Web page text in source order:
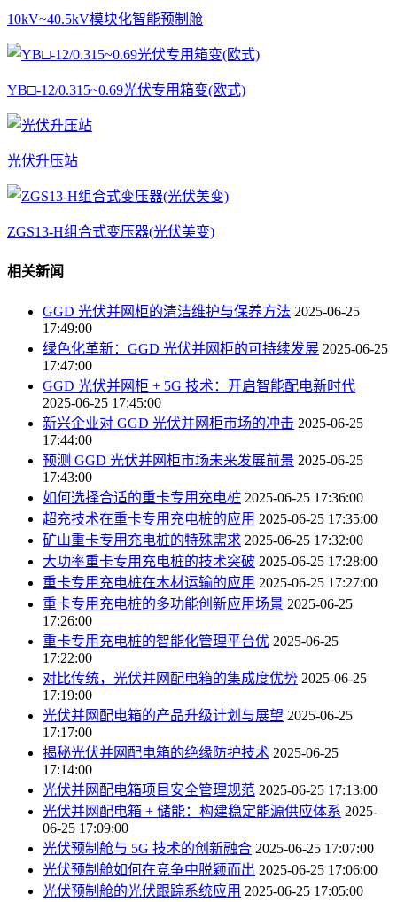
10kV~40.5kV模块化智能预制舱
YB□-12/0.315~0.69光伏专用箱变(欧式)
光伏升压站
ZGS13-H组合式变压器(光伏美变)
相关新闻
GGD 光伏并网柜的清洁维护与保养方法 2025-06-25
17:49:00
绿色化革新：GGD 光伏并网柜的可持续发展 2025-06-25
17:47:00
GGD 光伏并网柜 + 5G 技术：开启智能配电新时代
2025-06-25 17:45:00
新兴企业对 GGD 光伏并网柜市场的冲击 2025-06-25
17:44:00
预测 GGD 光伏并网柜市场未来发展前景 2025-06-25
17:43:00
如何选择合适的重卡专用充电桩 2025-06-25 17:36:00
超充技术在重卡专用充电桩的应用 2025-06-25 17:35:00
矿山重卡专用充电桩的特殊需求 2025-06-25 17:32:00
大功率重卡专用充电桩的技术突破 2025-06-25 17:28:00
重卡专用充电桩在木材运输的应用 2025-06-25 17:27:00
重卡专用充电桩的多功能创新应用场景 2025-06-25
17:26:00
重卡专用充电桩的智能化管理平台优 2025-06-25
17:22:00
对比传统，光伏并网配电箱的集成度优势 2025-06-25
17:19:00
光伏并网配电箱的产品升级计划与展望 2025-06-25
17:17:00
揭秘光伏并网配电箱的绝缘防护技术 2025-06-25
17:14:00
光伏并网配电箱项目安全管理规范 2025-06-25 17:13:00
光伏并网配电箱 + 储能：构建稳定能源供应体系 2025-
06-25 17:09:00
光伏预制舱与 5G 技术的创新融合 2025-06-25 17:07:00
光伏预制舱如何在竞争中脱颖而出 2025-06-25 17:06:00
光伏预制舱的光伏跟踪系统应用 2025-06-25 17:05:00